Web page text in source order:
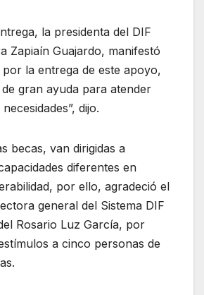
la presidenta del DIF
Zapiaín Guajardo, manifestó
la entrega de este apoyo,
de gran ayuda para atender
dijo.
becas, van dirigidas a
diferentes en
por ello, agradeció el
general del Sistema DIF
Rosario Luz García, por
a cinco personas de